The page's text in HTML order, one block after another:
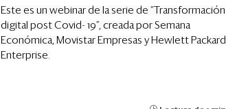
Este es un webinar de la serie de “Transformación
digital post Covid- 19”, creada por Semana
Económica, Movistar Empresas y Hewlett Packard
Enterprise.